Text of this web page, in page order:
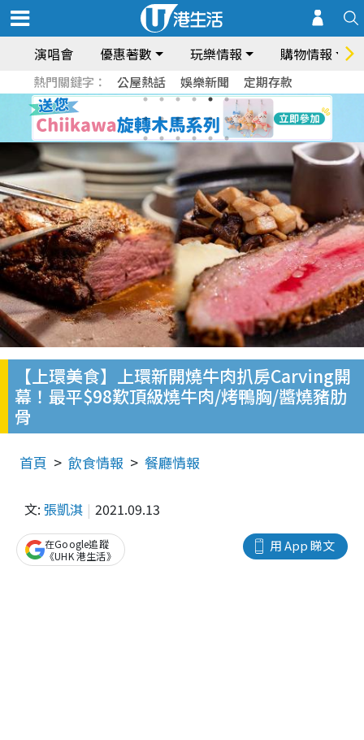
演唱會 優惠著數 玩樂情報 購物情報
熱門關鍵字： 公屋熱話 娛樂新聞 定期存款
【上環美食】上環新開燒牛肉扒房Carving開
幕！最平$98歎頂級燒牛肉/烤鴨胸/醬燒豬肋
骨
首頁 飲食情報 餐廳情報
文: 張凱淇 2021.09.13
用 App 睇文
在Google追蹤
《UHK 港生活》